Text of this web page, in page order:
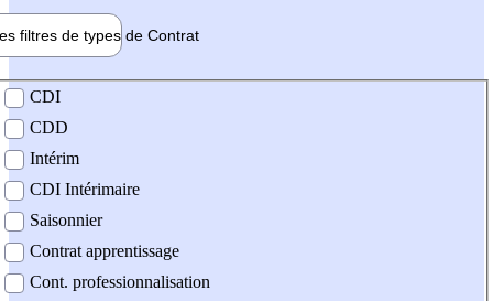
filtres de types de Contrat
contrat
CDI
CDD
Intérim
CDI Intérimaire
Saisonnier
Contrat apprentissage
Cont. professionnalisation